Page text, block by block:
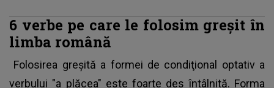
6 verbe pe care le folosim greşit în
limba română
Folosirea greşită a formei de condiţional optativ a
verbului "a plăcea" este foarte des întâlnită. Forma